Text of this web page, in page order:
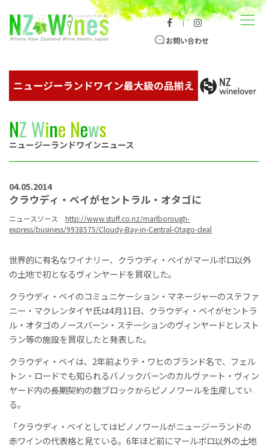
ニュージーランドワイン総合サイト
｜
お問い合わせ
メニュー
NZWine News
ニュージーランドワインニュース
04.05.2014
クラウディ・ベイがセントラル・オタゴに
ニュースソース http://www.stuff.co.nz/marlborough-
express/business/9938575/Cloudy-Bay-in-Central-Otago-deal
世界的に有名なワイナリー、クラウディ・ベイがマールボロ以外
の土地で初となるヴィンヤードを買収した。
クラウディ・ベイのコミュニケーション・マネージャーのステファ
ニー・マクレンタイヤ氏は4月11日、クラウディ・ベイがセントラ
ル・オタゴのノースバーン・ステーションのヴィンヤードとレスト
ラン等の施設を買収したと発表した。
クラウディ・ベイは、2年前よりテ・ワヒのブランド名で、フェル
トン・ロードでも知られるバノックバーンのカルヴァート・ヴィン
ヤード内の長期契約の数ブロックからピノノワールを生産してい
る。
「クラウディ・ベイとしてはピノノワールがニュージーランドの
赤ワインの代表格と見ている。6年ほど前にマールボロ以外の土地